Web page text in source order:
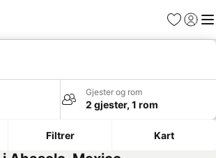
Favoritter
Logg
Gjester og rom
2 gjester, 1 rom
Filtrer Kart